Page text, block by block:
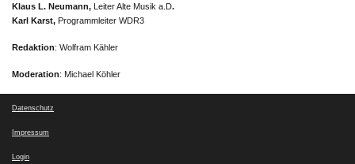
Klaus L. Neumann, Leiter Alte Musik a.D.
Karl Karst, Programmleiter WDR3
Redaktion: Wolfram Kähler
Moderation: Michael Köhler
Datenschutz
Impressum
Login